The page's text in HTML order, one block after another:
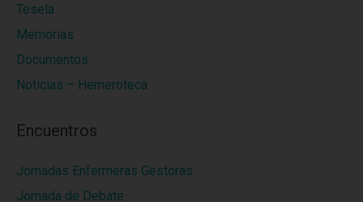
Tesela
Memorias
Documentos
Noticias – Hemeroteca
Encuentros
Jornadas Enfermeras Gestoras
Jornada de Debate